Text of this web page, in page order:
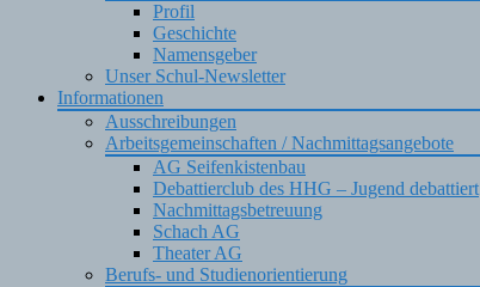
Profil
Geschichte
Namensgeber
Unser Schul-Newsletter
Informationen
Ausschreibungen
Arbeitsgemeinschaften / Nachmittagsangebote
AG Seifenkistenbau
Debattierclub des HHG – Jugend debattiert
Nachmittagsbetreuung
Schach AG
Theater AG
Berufs- und Studienorientierung